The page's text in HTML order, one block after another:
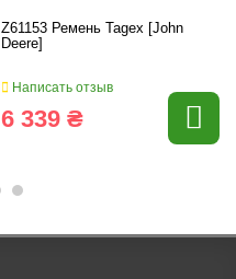
Z61153 Ремень Tagex [John
Deere]
Написать отзыв
6 339 ₴